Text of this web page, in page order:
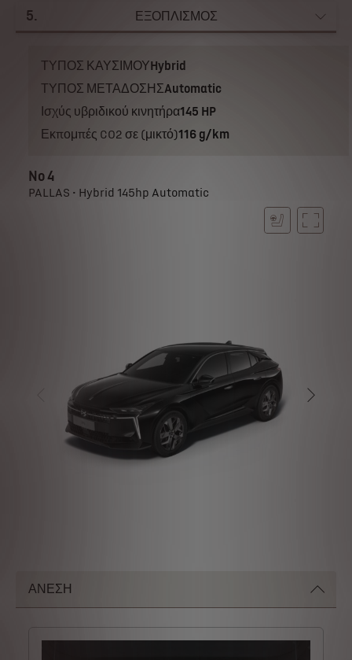
5. ΕΞΟΠΛΙΣΜΟΣ
No 4
PALLAS • Hybrid 145hp Automatic
ΤΥΠΟΣ ΚΑΥΣΙΜΟΥHybrid
ΤΥΠΟΣ ΜΕΤΑΔΟΣΗΣAutomatic
Ισχύς υβριδικού κινητήρα145 HP
Εκπομπές CO2 σε (μικτό)116 g/km
ΑΝΕΣΗ